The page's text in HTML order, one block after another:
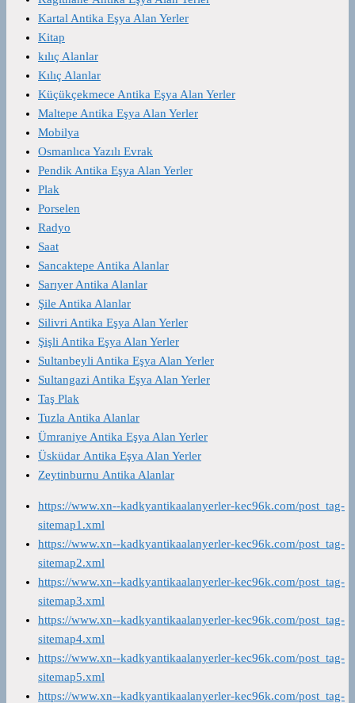
Kartal Antika Eşya Alan Yerler
Kitap
kılıç Alanlar
Kılıç Alanlar
Küçükçekmece Antika Eşya Alan Yerler
Maltepe Antika Eşya Alan Yerler
Mobilya
Osmanlıca Yazılı Evrak
Pendik Antika Eşya Alan Yerler
Plak
Porselen
Radyo
Saat
Sancaktepe Antika Alanlar
Sarıyer Antika Alanlar
Şile Antika Alanlar
Silivri Antika Eşya Alan Yerler
Şişli Antika Eşya Alan Yerler
Sultanbeyli Antika Eşya Alan Yerler
Sultangazi Antika Eşya Alan Yerler
Taş Plak
Tuzla Antika Alanlar
Ümraniye Antika Eşya Alan Yerler
Üsküdar Antika Eşya Alan Yerler
Zeytinburnu Antika Alanlar
https://www.xn--kadkyantikaalanyerler-kec96k.com/post_tag-
sitemap1.xml
https://www.xn--kadkyantikaalanyerler-kec96k.com/post_tag-
sitemap2.xml
https://www.xn--kadkyantikaalanyerler-kec96k.com/post_tag-
sitemap3.xml
https://www.xn--kadkyantikaalanyerler-kec96k.com/post_tag-
sitemap4.xml
https://www.xn--kadkyantikaalanyerler-kec96k.com/post_tag-
sitemap5.xml
https://www.xn--kadkyantikaalanyerler-kec96k.com/post_tag-